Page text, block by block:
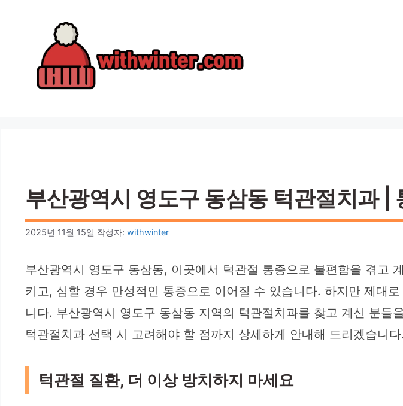
부산광역시 영도구 동삼동 턱관절치과 |
2025년 11월 15일 작성자: withwinter
부산광역시 영도구 동삼동, 이곳에서 턱관절 통증으로 불편함을 겪고
키고, 심할 경우 만성적인 통증으로 이어질 수 있습니다. 하지만 제대
니다. 부산광역시 영도구 동삼동 지역의 턱관절치과를 찾고 계신 분
턱관절치과 선택 시 고려해야 할 점까지 상세하게 안내해 드리겠습니다.
턱관절 질환, 더 이상 방치하지 마세요